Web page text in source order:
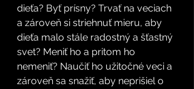
dieťa? Byť prísny? Trvať na veciach
a zároveň si striehnuť mieru, aby
dieťa malo stále radostný a šťastný
svet? Meniť ho a pritom ho
nemeniť? Naučiť ho užitočné veci a
zároveň sa snažiť, aby neprišiel o